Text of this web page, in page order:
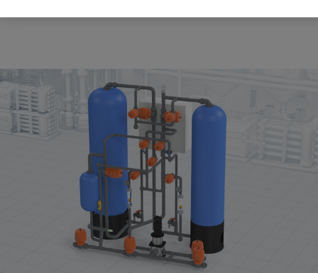
イオン交換
脱イオン化などの脱ミネラライゼーション装置は、工業環境に
おける純粋で高品質なプロセス水の生産を確保するのに役立ち
ます。イオン交換体は合成樹脂ビーズを使用して不要なイオン